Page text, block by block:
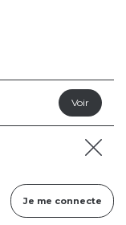
Je me connecte